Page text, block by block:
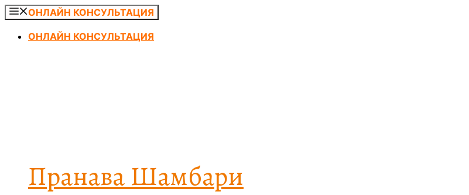
Перейти
содержимому
ОНЛАЙН КОНСУЛЬТАЦИЯ
ОНЛАЙН КОНСУЛЬТАЦИЯ
Пранава Шамбари